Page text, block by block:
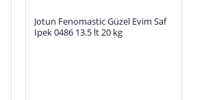
Jotun Fenomastic Güzel Evim Saf
Ipek 0486 13.5 lt 20 kg